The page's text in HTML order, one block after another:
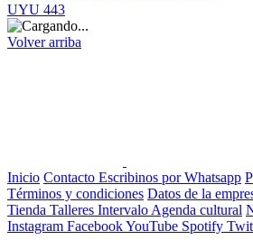
UYU 443
Volver arriba
Inicio Contacto Escribinos por Whatsapp
Términos y condiciones Datos de la
Tienda Talleres Intervalo Agenda cultural
Instagram FacebookYouTube Spotify